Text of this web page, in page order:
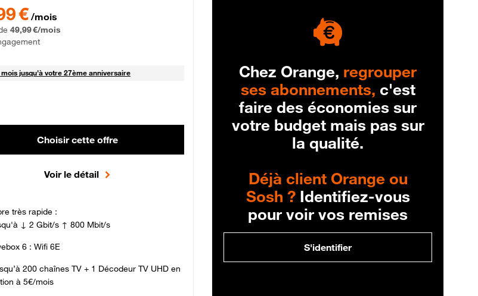
€/mois
49,99 €/mois
25 € par mois
jusqu'à votre 27ème anniversaire
Choisir cette offre
Voir le détail
très rapide :
↓ 2 Gbit/s ↑ 800 Mbit/s
6 : Wifi 6E
200 chaînes TV + 1 Décodeur TV UHD en
à 5€/mois
Chez Orange, regrouper
ses abonnements, c'est
faire des économies sur
votre budget mais pas sur
la qualité.
Déjà client Orange ou
Sosh ?Identifiez-vous
pour voir vos remises
S'identifier